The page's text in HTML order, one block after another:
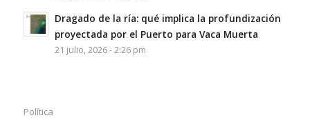
Dragado de la ría: qué implica la profundización
proyectada por el Puerto para Vaca Muerta
21 julio, 2026 - 2:26 pm
Política